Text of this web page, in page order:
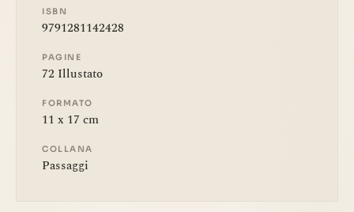
ISBN
9791281142428
PAGINE
72 Illustato
FORMATO
11 x 17 cm
COLLANA
Passaggi